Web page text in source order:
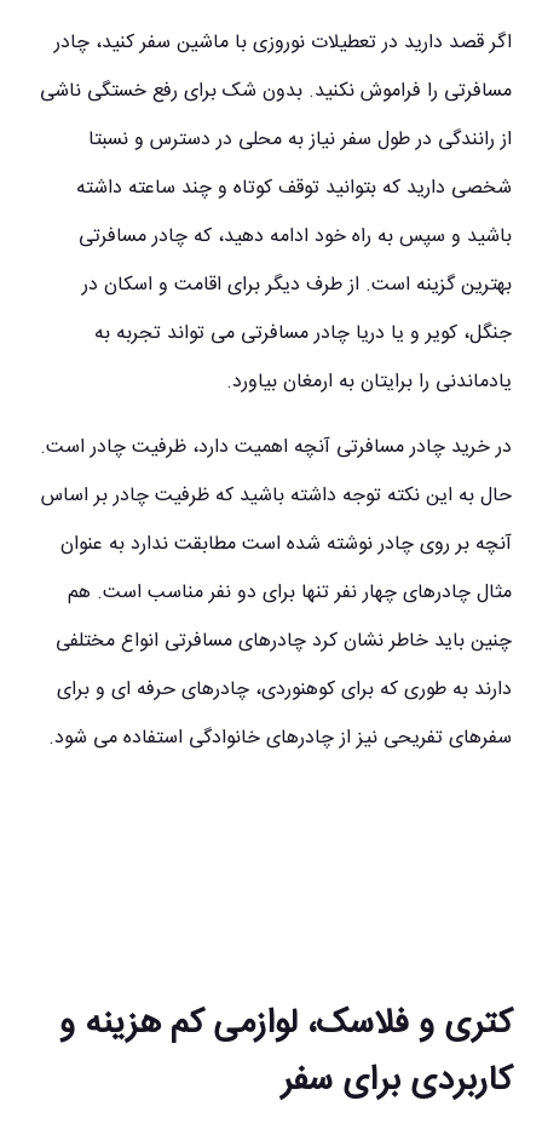
اگر قصد دارید در تعطیلات نوروزی با ماشین سفر کنید، چادر
مسافرتی را فراموش نکنید. بدون شک برای رفع خستگی ناشی
از رانندگی در طول سفر نیاز به محلی در دسترس و نسبتا
شخصی دارید که بتوانید توقف کوتاه و چند ساعته داشته
باشید و سپس به راه خود ادامه دهید، که چادر مسافرتی
بهترین گزینه است. از طرف دیگر برای اقامت و اسکان در
جنگل، کویر و یا دریا چادر مسافرتی می تواند تجربه به
یادماندنی را برایتان به ارمغان بیاورد.
در خرید چادر مسافرتی آنچه اهمیت دارد، ظرفیت چادر است.
حال به این نکته توجه داشته باشید که ظرفیت چادر بر اساس
آنچه بر روی چادر نوشته شده است مطابقت ندارد به عنوان
مثال چادرهای چهار نفر تنها برای دو نفر مناسب است. هم
چنین باید خاطر نشان کرد چادرهای مسافرتی انواع مختلفی
دارند به طوری که برای کوهنوردی، چادرهای حرفه ای و برای
سفرهای تفریحی نیز از چادرهای خانوادگی استفاده می شود.
کتری و فلاسک، لوازمی کم هزینه و
کاربردی برای سفر